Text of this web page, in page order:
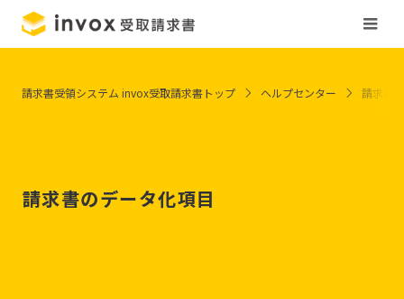
請求書のデータ化項目
請求書受領システム invox受取請求書トップ ヘルプセンター 請求書